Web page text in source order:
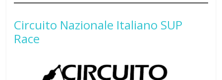
Circuito Nazionale Italiano SUP
Race